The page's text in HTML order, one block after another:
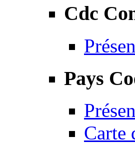
Cdc
Pays
Carte